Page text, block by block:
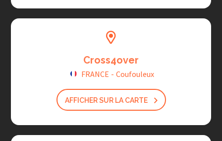
Cross4over
FRANCE - Coufouleux
AFFICHER SUR LA CARTE